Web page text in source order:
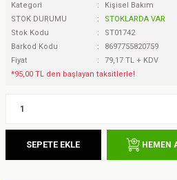
Kategori
Kişisel Bakım
STOK DURUMU
STOKLARDA VAR
Stok Kodu
ST01742
Barkod Kodu
8697755820759
Fiyat
79,17 TL + KDV
*95,00 TL den başlayan taksitlerle!
SEPETE EKLE HEMEN